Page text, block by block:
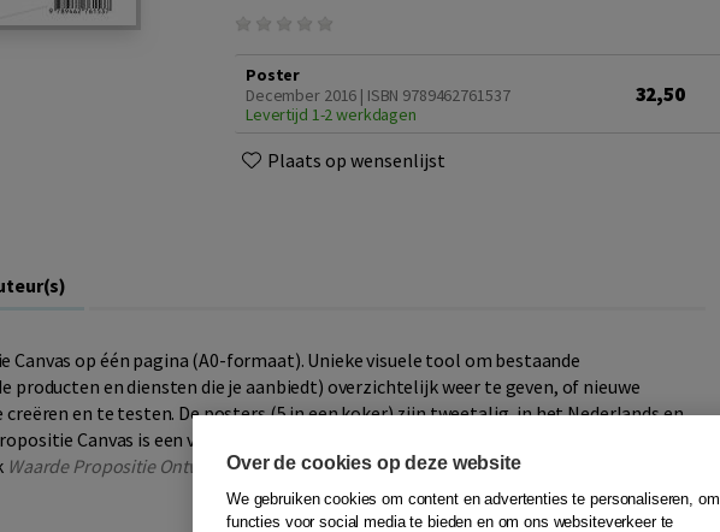
Poster
December 2016 | ISBN 9789462761537
Levertijd 1-2 werkdagen
32,50
Plaats op wensenlijst
Canvas op één pagina (A0-formaat). Unieke visuele tool om bestaande
producten en diensten die je aanbiedt) overzichtelijk weer te geven, of nieuwe
en te testen. De posters (5 in een koker) zijn tweetalig, in het Nederlands en
Canvas is een verdieping van het Business Model Canvas. Het wordt volledig
Waarde Propositie Ontwerp.
Over de cookies op deze website
We gebruiken cookies om content en advertenties te personaliseren, om
functies voor social media te bieden en om ons websiteverkeer te